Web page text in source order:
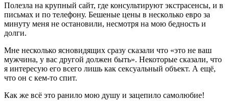
Полезла на крупный сайт, где консультируют экстрасенсы, и в
письмах и по телефону. Бешеные цены в несколько евро за
минуту меня не остановили, несмотря на мою бедность и
долги.
Мне несколько ясновидящих сразу сказали что «это не ваш
мужчина, у вас другой должен быть». Некоторые сказали, что
я интересую его всего лишь как сексуальный объект. А ещё,
что он с кем-то спит.
Как же всё это ранило мою душу и зацепило самолюбие!